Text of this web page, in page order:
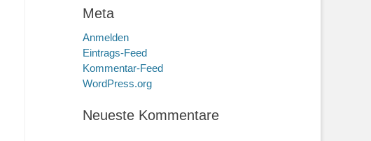
Meta
Anmelden
Eintrags-Feed
Kommentar-Feed
WordPress.org
Neueste Kommentare